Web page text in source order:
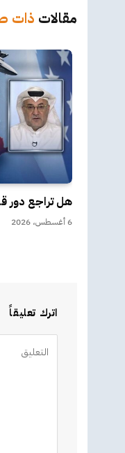
مقالات ذات
هل تراجع دور
6 أغسطس، 2026
اترك تعليقاً